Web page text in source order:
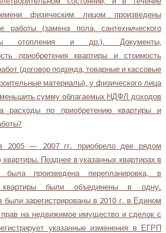
физическим лицом произведены
работы (замена пола, сантехнического
отопления и др.). Документы,
приобретения квартиры и стоимость
(договор подряда, товарные и кассовые
материалы), у физического лица
сумму облагаемых НДФЛ доходов
расходы по приобретению квартиры и
2005 — 2007 гг. приобрело две рядом
Позднее в указанных квартирах в
была произведена перепланировка, в
были объединены в одну.
были зарегистрированы в 2010 г. в Едином
прав на недвижимое имущество и сделок с
указанные изменения в ЕГРП